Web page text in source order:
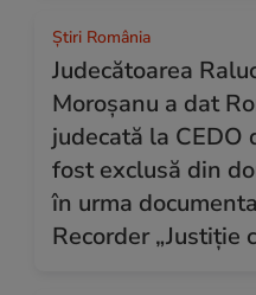
Știri România
Judecătoarea
Moroșanu a dat
judecată la CEDO
fost exclusă din
în urma
Recorder „Justiție